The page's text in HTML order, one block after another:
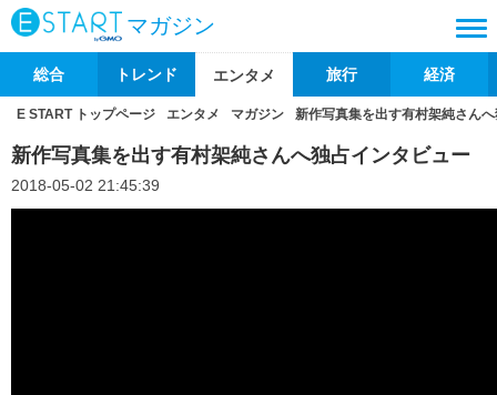
マガジン
総合 トレンド エンタメ 旅行 経済
E START トップページ エンタメ マガジン 新作写真集を出す有村架純さん
新作写真集を出す有村架純さんへ独占インタビュー
2018-05-02 21:45:39